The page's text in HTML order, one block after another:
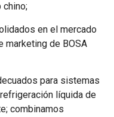
chino;
en el mercado
marketing de BOSA
para sistemas
líquida de
combinamos